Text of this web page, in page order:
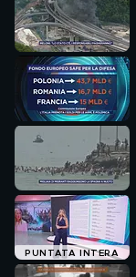
PUNTATA INTERA